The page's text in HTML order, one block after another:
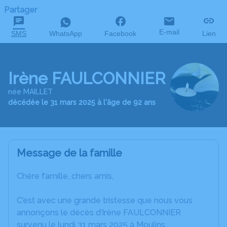
Partager
SMS WhatsApp Facebook E-mail Lien
Irène FAULCONNIER
née MAILLET
décédée le 31 mars 2025 à l'âge de 92 ans
Message de la famille
Chère famille, chers amis,
C’est avec une grande tristesse que nous vous
annonçons le décès d’Irène FAULCONNIER
survenu le lundi 31 mars 2025 à Moulins.